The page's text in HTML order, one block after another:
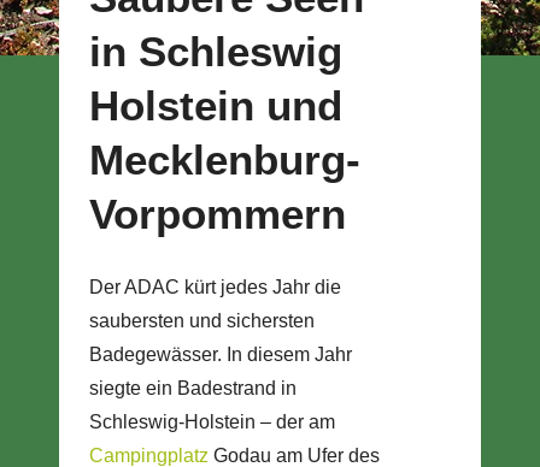
in Schleswig
Holstein und
Mecklenburg-
Vorpommern
Der ADAC kürt jedes Jahr die
saubersten und sichersten
Badegewässer. In diesem Jahr
siegte ein Badestrand in
Schleswig-Holstein – der am
Campingplatz Godau am Ufer des